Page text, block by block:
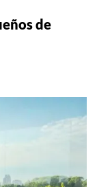
de